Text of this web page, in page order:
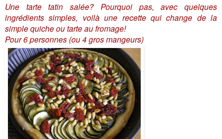
Une tarte tatin salée? Pourquoi pas, avec quelques
ingrédients simples, voilà une recette qui change de la
simple quiche ou tarte au fromage!
Pour 6 personnes (ou 4 gros mangeurs)